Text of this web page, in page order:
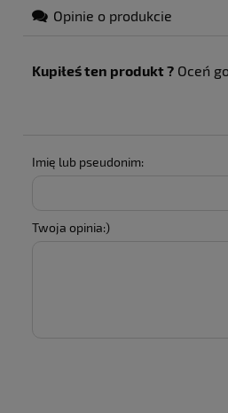
Opinie o produkcie
Kupiłeś ten produkt ? Oceń
Imię lub pseudonim:
Twoja opinia:)